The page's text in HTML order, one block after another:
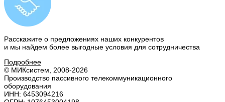
Расскажите о предложениях наших конкурентов
и мы найдем более выгодные условия для сотрудничества
Подробнее
© МИКсистем, 2008-2026
Производство пассивного телекоммуникационного
оборудования
ИНН: 6453094216